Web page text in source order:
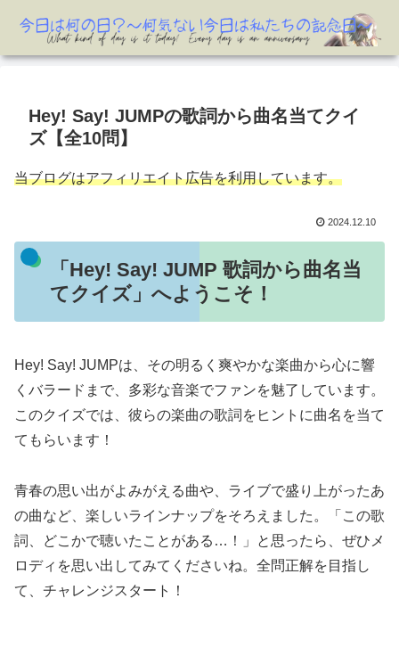
Hey! Say! JUMPの歌詞から曲名当てクイ
ズ【全10問】
当ブログはアフィリエイト広告を利用しています。
2024.12.10
「Hey! Say! JUMP 歌詞から曲名当
てクイズ」へようこそ！
Hey! Say! JUMPは、その明るく爽やかな楽曲から心に響
くバラードまで、多彩な音楽でファンを魅了しています。
このクイズでは、彼らの楽曲の歌詞をヒントに曲名を当て
てもらいます！
青春の思い出がよみがえる曲や、ライブで盛り上がったあ
の曲など、楽しいラインナップをそろえました。「この歌
詞、どこかで聴いたことがある…！」と思ったら、ぜひメ
ロディを思い出してみてくださいね。全問正解を目指し
て、チャレンジスタート！